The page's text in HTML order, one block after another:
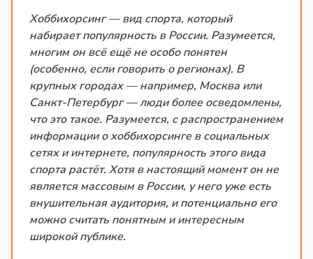
Хоббихорсинг — вид спорта, который
набирает популярность в России. Разумеется,
многим он всё ещё не особо понятен
(особенно, если говорить о регионах). В
крупных городах — например, Москва или
Санкт-Петербург — люди более осведомлены,
что это такое. Разумеется, с распространением
информации о хоббихорсинге в социальных
сетях и интернете, популярность этого вида
спорта растёт. Хотя в настоящий момент он не
является массовым в России, у него уже есть
внушительная аудитория, и потенциально его
можно считать понятным и интересным
широкой публике.